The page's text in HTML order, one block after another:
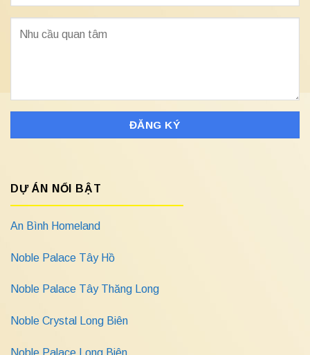
DỰ ÁN NỔI BẬT
An Bình Homeland
Noble Palace Tây Hồ
Noble Palace Tây Thăng Long
Noble Crystal Long Biên
Noble Palace Long Biên